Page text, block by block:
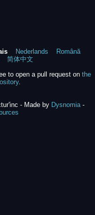
Nederlands
Română
简体中文
to open a pull request on the
.
- Made by Dysnomia-